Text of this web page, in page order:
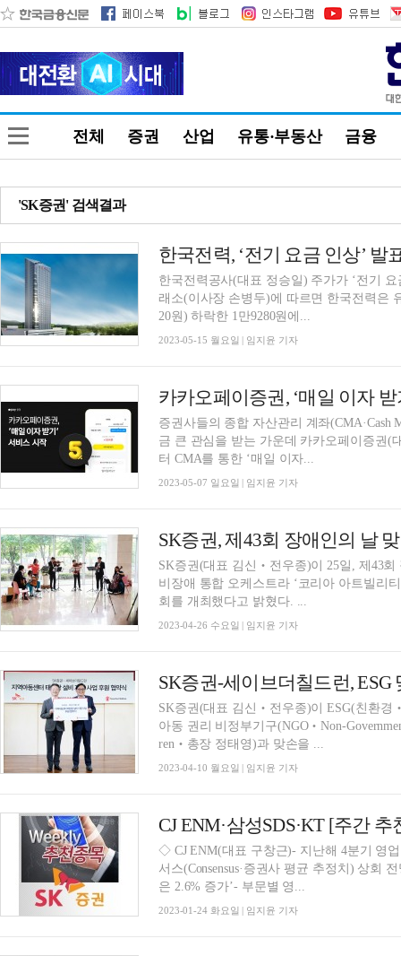
전체 증권 산업 유통·부동산 금융
'SK증권' 검색결과
한국전력공사(대표 정승일) 주가가 ‘전기
래소(이사장 손병두)에 따르면 한국전력은
20원) 하락한 1만9280원에...
2023-05-15 월요일 | 임지윤 기자
증권사들의 종합 자산관리 계좌(CMA·Cash
금 큰 관심을 받는 가운데 카카오페이증권(
터 CMA를 통한 ‘매일 이자...
2023-05-07 일요일 | 임지윤 기자
SK증권(대표 김신‧전우종)이 25일, 제43
비장애 통합 오케스트라 ‘코리아 아트빌리
회를 개최했다고 밝혔다. ...
2023-04-26 수요일 | 임지윤 기자
SK증권(대표 김신‧전우종)이 ESG(친환
아동 권리 비정부기구(NGO‧Non-
ren‧총장 정태영)과 맞손을 ...
2023-04-10 월요일 | 임지윤 기자
CJ ENM·삼성SDS·KT [주간
◇ CJ ENM(대표 구창근)- 지난해 4분기 영
서스(Consensus·증권사 평균 추정치) 상회
은 2.6% 증가’- 부문별 영...
2023-01-24 화요일 | 임지윤 기자